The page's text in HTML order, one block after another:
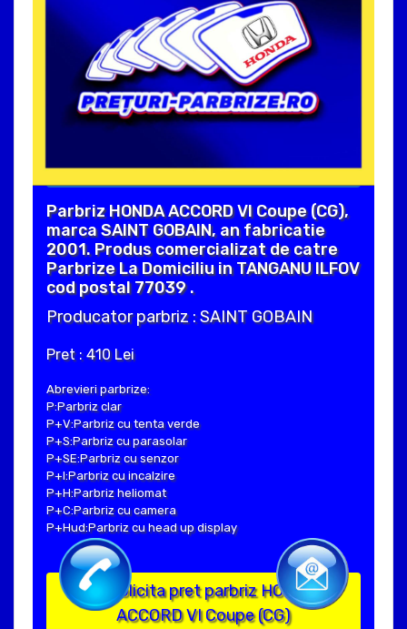
Parbriz HONDA ACCORD VI Coupe (CG),
marca SAINT GOBAIN, an fabricatie
2001. Produs comercializat de catre
Parbrize La Domiciliu in TANGANU ILFOV
cod postal 77039 .
Producator parbriz : SAINT GOBAIN
Pret : 410 Lei
Abrevieri parbrize:
P:Parbriz clar
P+V:Parbriz cu tenta verde
P+S:Parbriz cu parasolar
P+SE:Parbriz cu senzor
P+I:Parbriz cu incalzire
P+H:Parbriz heliomat
P+C:Parbriz cu camera
P+Hud:Parbriz cu head up display
Solicita pret parbriz HONDA
ACCORD VI Coupe (CG)